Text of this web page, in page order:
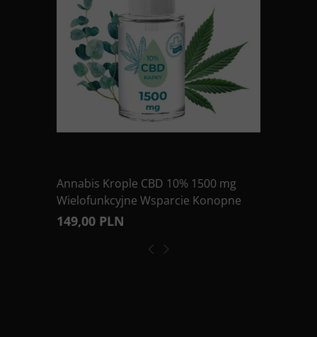
Annabis Krople CBD 10% 1500 mg
Wielofunkcyjne Wsparcie Konopne
149,00 PLN